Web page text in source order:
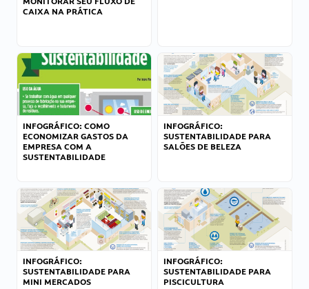
CAIXA NA PRÁTICA
INFOGRÁFICO: COMO
ECONOMIZAR GASTOS DA
EMPRESA COM A
SUSTENTABILIDADE
INFOGRÁFICO:
SUSTENTABILIDADE PARA
SALÕES DE BELEZA
INFOGRÁFICO:
SUSTENTABILIDADE PARA
MINI MERCADOS
INFOGRÁFICO:
SUSTENTABILIDADE PARA
PISCICULTURA